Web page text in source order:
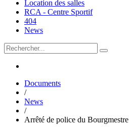
Location des salles
RCA - Centre Sportif
404
News
Documents
/
News
/
Arrêté de police du